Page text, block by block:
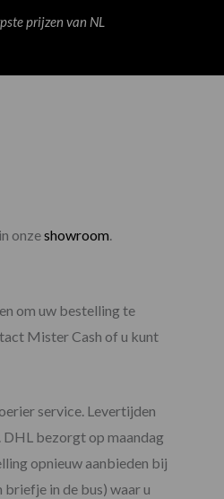
prijzen van NL
onzeshowroom.
om uw bestelling te
Mister Cash of u kunt
service. Levertijden
DHL bezorgt op maandag
opnieuw aanbieden bij
in de bus) waar u